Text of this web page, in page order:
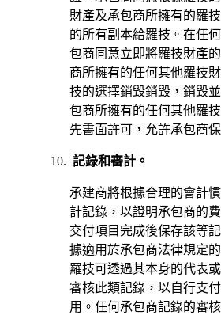
財產及承包商所擁有的羅
的所有副本給羅技。在任
包商同意立即將羅技財產
商所擁有的任何其他羅技
技的選擇銷毀銷毀，銷毀
包商所擁有的任何其他羅
先書面許可，允許承包商保
記錄和審計。
承建商將根據合理的會計
計記錄，以證明承包商的
交付項目完成後保存該等
據適用於承包商法律規定
羅技可透過其本身的代表
審核此類記錄，以自行支
用。任何承包商記錄的審